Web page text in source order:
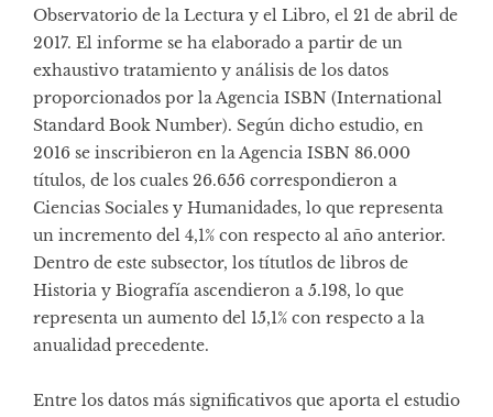
Observatorio de la Lectura y el Libro, el 21 de abril de
2017. El informe se ha elaborado a partir de un
exhaustivo tratamiento y análisis de los datos
proporcionados por la Agencia ISBN (International
Standard Book Number). Según dicho estudio, en
2016 se inscribieron en la Agencia ISBN 86.000
títulos, de los cuales 26.656 correspondieron a
Ciencias Sociales y Humanidades, lo que representa
un incremento del 4,1% con respecto al año anterior.
Dentro de este subsector, los títutlos de libros de
Historia y Biografía ascendieron a 5.198, lo que
representa un aumento del 15,1% con respecto a la
anualidad precedente.
Entre los datos más significativos que aporta el estudio